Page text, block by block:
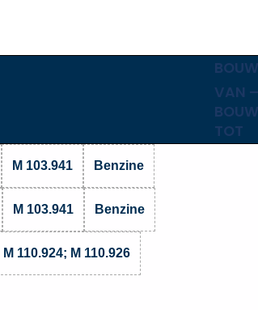
VAN –
TOT
M 103.941 Benzine
M 103.941 Benzine
M 110.924; M 110.926